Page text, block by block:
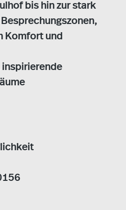
bis hin zur stark
Komfort und
inspirierende